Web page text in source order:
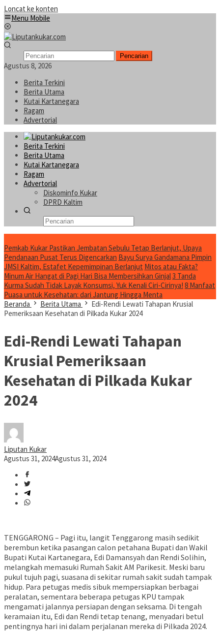
Loncat ke konten
Menu Mobile
Pencarian
Agustus 8, 2026
Berita Terkini
Berita Utama
Kutai Kartanegara
Ragam
Advertorial
Berita Terkini
Berita Utama
Kutai Kartanegara
Ragam
Advertorial
Diskominfo Kukar
DPRD Kaltim
Pemkab Kukar Pastikan Jembatan Sebulu Tetap Berlanjut, Upaya
Pendanaan Pusat Terus Digencarkan Bayu Surya Gandamana Pimpin
JMSI Kaltim, Estafet Kepemimpinan Berlanjut Mitos atau Fakta?
Minum Air Hangat di Pagi Hari Bisa Membersihkan Ginjal3 Tanda
Kurma Sudah Tidak Layak Konsumsi, Yuk Kenali Ciri-Cirinya! 8 Manfaat
Puasa untuk Kesehatan: dari Jantung Hingga Menta
Beranda
Berita Utama
Edi-Rendi Lewati Tahapan Krusial
Pemeriksaan Kesehatan di Pilkada Kukar 2024
Edi-Rendi Lewati Tahapan
Krusial Pemeriksaan
Kesehatan di Pilkada Kukar
2024
Liputan Kukar
Agustus 31, 2024Agustus 31, 2024
TENGGARONG – Pagi itu, langit Tenggarong masih sedikit
berembun ketika pasangan calon petahana Bupati dan Wakil
Bupati Kutai Kartanegara, Edi Damansyah dan Rendi Solihin,
melangkah memasuki Rumah Sakit AM Parikesit. Meski baru
pukul tujuh pagi, suasana di sekitar rumah sakit sudah tampak
hidup. Para petugas medis sibuk mempersiapkan berbagai
peralatan, sementara beberapa petugas KPU tampak
mengamati jalannya persiapan dengan seksama. Di tengah
keramaian itu, Edi dan Rendi tetap tenang, menyadari betul
pentingnya hari ini dalam perjalanan mereka di Pilkada 2024.